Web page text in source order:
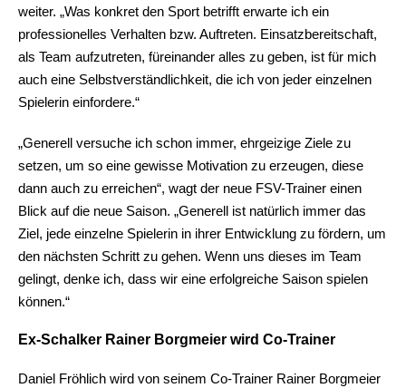
weiter. „Was konkret den Sport betrifft erwarte ich ein
professionelles Verhalten bzw. Auftreten. Einsatzbereitschaft,
als Team aufzutreten, füreinander alles zu geben, ist für mich
auch eine Selbstverständlichkeit, die ich von jeder einzelnen
Spielerin einfordere.“
„Generell versuche ich schon immer, ehrgeizige Ziele zu
setzen, um so eine gewisse Motivation zu erzeugen, diese
dann auch zu erreichen“, wagt der neue FSV-Trainer einen
Blick auf die neue Saison. „Generell ist natürlich immer das
Ziel, jede einzelne Spielerin in ihrer Entwicklung zu fördern, um
den nächsten Schritt zu gehen. Wenn uns dieses im Team
gelingt, denke ich, dass wir eine erfolgreiche Saison spielen
können.“
Ex-Schalker Rainer Borgmeier wird Co-Trainer
Daniel Fröhlich wird von seinem Co-Trainer Rainer Borgmeier